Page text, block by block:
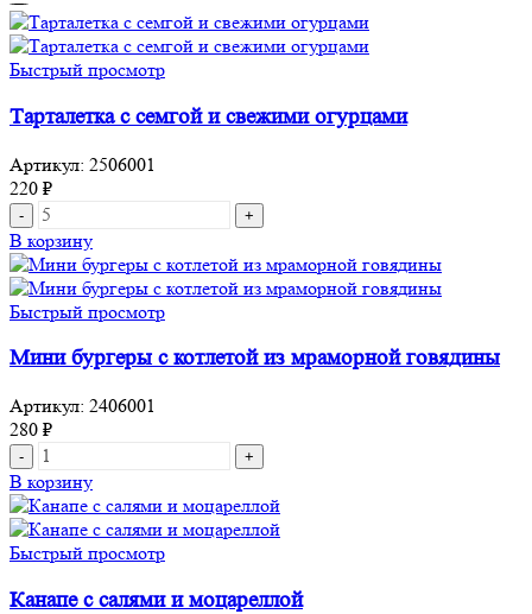
Быстрый просмотр
Тарталетка с семгой и свежими огурцами
Артикул: 2506001
220 ₽
Количество
товара
Тарталетка
с
семгой
свежими
огурцами
В корзину
Быстрый просмотр
Мини бургеры с котлетой из мраморной говядины
Артикул: 2406001
280 ₽
Количество
товара
Мини
бургеры
с
котлетой
из
В корзину
Быстрый просмотр
Канапе с салями и моцареллой